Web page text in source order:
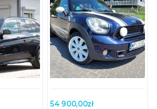
54 900,00zł